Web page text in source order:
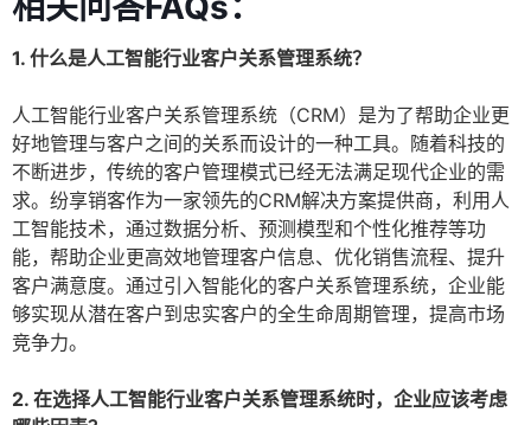
1. 什么是人工智能行业客户关系管理系统？
人工智能行业客户关系管理系统（CRM）是为了帮助企业更
好地管理与客户之间的关系而设计的一种工具。随着科技的
不断进步，传统的客户管理模式已经无法满足现代企业的需
求。纷享销客作为一家领先的CRM解决方案提供商，利用人
工智能技术，通过数据分析、预测模型和个性化推荐等功
能，帮助企业更高效地管理客户信息、优化销售流程、提升
客户满意度。通过引入智能化的客户关系管理系统，企业能
够实现从潜在客户到忠实客户的全生命周期管理，提高市场
竞争力。
2. 在选择人工智能行业客户关系管理系统时，企业应该考虑